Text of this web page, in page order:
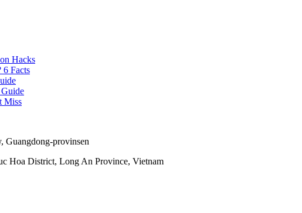
Hacks
6 Facts
Miss
Guangdong-provinsen
Hoa District, Long An Province, Vietnam